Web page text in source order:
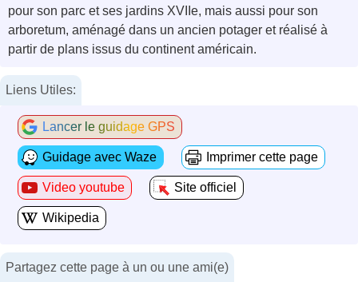
pour son parc et ses jardins XVIIe, mais aussi pour son
arboretum, aménagé dans un ancien potager et réalisé à
partir de plans issus du continent américain.
Liens Utiles:
Lancer le guidage GPS
Guidage avec Waze Imprimer cette page
Video youtube Site officiel
Wikipedia
Partagez cette page à un ou une ami(e)